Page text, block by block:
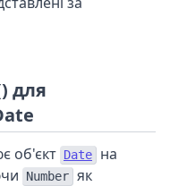
для
об'єкт Date
на
Number як